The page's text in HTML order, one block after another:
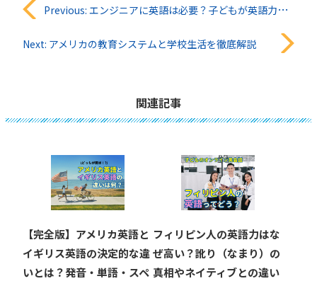
投
稿
ョ
ン
Previous: エンジニアに英語は必要？子どもが英語力を身に付けるための勉強方法を公開
Next: アメリカの教育システムと学校生活を徹底解説
関連記事
【完全版】アメリカ英語と
イギリス英語の決定的な違
いとは？発音・単語・スペ
フィリピン人の英語力はな
ぜ高い？訛り（なまり）の
真相やネイティブとの違い